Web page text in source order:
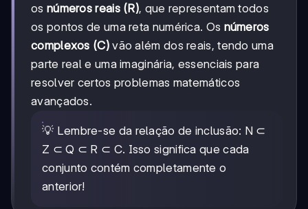
os números reais (R), que representam todos
os pontos de uma reta numérica. Os números
complexos (C)vão além dos reais, tendo uma
parte real e uma imaginária, essenciais para
resolver certos problemas matemáticos
avançados.
💡 Lembre-se da relação de inclusão: N ⊂
Z ⊂ Q ⊂ R ⊂ C. Isso significa que cada
conjunto contém completamente o
anterior!